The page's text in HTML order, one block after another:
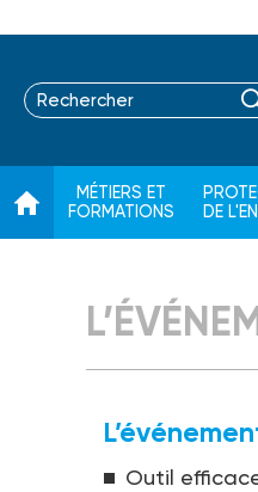
MÉTIERS ET
FORMATIONS
DE
Outil